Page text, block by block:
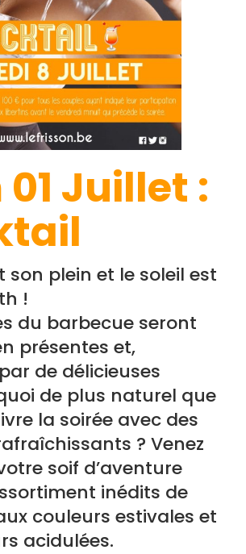
Juillet :
son plein et le soleil est
!
du barbecue seront
présentes et,
de délicieuses
de plus naturel que
la soirée avec des
? Venez
soif d’aventure
inédits de
couleurs estivales et
acidulées.